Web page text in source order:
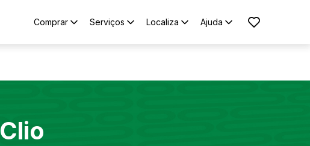
Comprar Serviços Localiza Ajuda
Clio